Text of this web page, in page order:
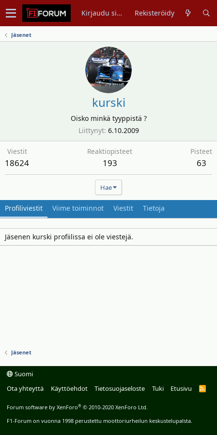
Kirjaudu sisään Rekisteröidy
Jäsenet
kurski
Oisko minkä tyyppistä ?
Liittynyt 6.10.2009
Viestit
18624
Reaktiopisteet
193
Pisteet
63
Hae
Profiliviestit Viime toiminnot Viestit Tietoja
Jäsenen kurski profiilissa ei ole viestejä.
Jäsenet
Suomi
Ota yhteyttä
Käyttöehdot Tietosuojaseloste Tuki Etusivu
R
Forum software by XenForo® © 2010-2020 XenForo Ltd.
F1-Forum on vuonna 1998 perustettu moottoriurheilun keskustelupalsta.